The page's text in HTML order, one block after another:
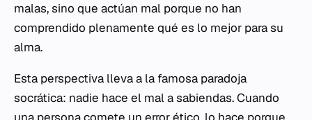
malas, sino que actúan mal porque no han
comprendido plenamente qué es lo mejor para su
alma.
Esta perspectiva lleva a la famosa paradoja
socrática: nadie hace el mal a sabiendas. Cuando